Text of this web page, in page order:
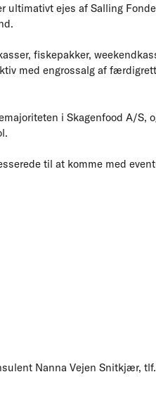
ultimativt ejes af Salling
fiskepakker,
med engrossalg af
i Skagenfood A/S,
til at komme med
Nanna Vejen Snitkjær,